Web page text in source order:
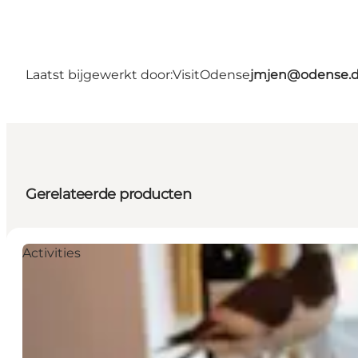
Laatst bijgewerkt door:VisitOdense
Gerelateerde producten
Activities